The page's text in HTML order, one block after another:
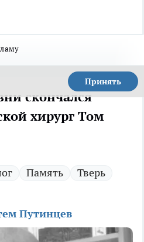
Принять
скончался
хирург Том
Память Тверь
Путинцев